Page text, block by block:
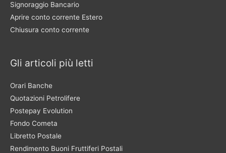
Signoraggio Bancario
Aprire conto corrente Estero
Chiusura conto corrente
Gli articoli più letti
Orari Banche
Quotazioni Petrolifere
Postepay Evolution
Fondo Cometa
Libretto Postale
Rendimento Buoni Fruttiferi Postali